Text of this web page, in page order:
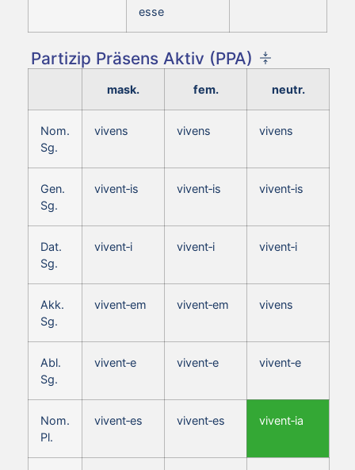
esse
Partizip Präsens Aktiv (PPA)
mask. fem. neutr.
Nom.
Sg.
vivens vivens vivens
Gen.
Sg.
vivent‑is vivent‑is vivent‑is
Dat.
Sg.
vivent‑i vivent‑i vivent‑i
Akk.
Sg.
vivent‑em vivent‑em vivens
Abl.
Sg.
vivent‑e vivent‑e vivent‑e
Nom.
Pl.
vivent‑es vivent‑es vivent‑ia